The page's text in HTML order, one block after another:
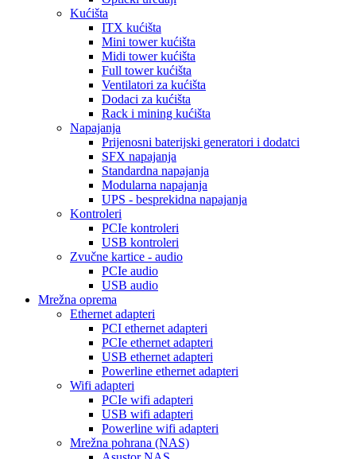
Kućišta
ITX kućišta
Mini tower kućišta
Midi tower kućišta
Full tower kućišta
Ventilatori za kućišta
Dodaci za kućišta
Rack i mining kućišta
Napajanja
Prijenosni baterijski generatori i dodatci
SFX napajanja
Standardna napajanja
Modularna napajanja
UPS - besprekidna napajanja
Kontroleri
PCIe kontroleri
USB kontroleri
Zvučne kartice - audio
PCIe audio
USB audio
Mrežna oprema
Ethernet adapteri
PCI ethernet adapteri
PCIe ethernet adapteri
USB ethernet adapteri
Powerline ethernet adapteri
Wifi adapteri
PCIe wifi adapteri
USB wifi adapteri
Powerline wifi adapteri
Mrežna pohrana (NAS)